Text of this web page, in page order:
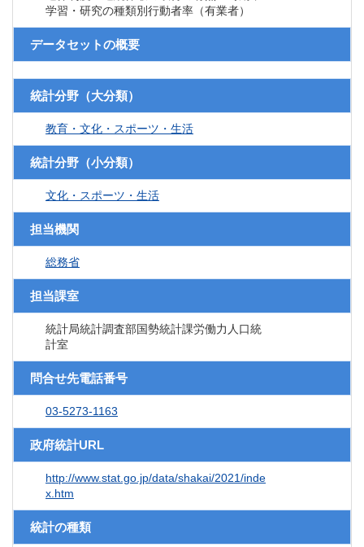
学習・研究の種類別行動者率（有業者）
データセットの概要
統計分野（大分類）
教育・文化・スポーツ・生活
統計分野（小分類）
文化・スポーツ・生活
担当機関
総務省
担当課室
統計局統計調査部国勢統計課労働力人口統
計室
問合せ先電話番号
03-5273-1163
政府統計URL
http://www.stat.go.jp/data/shakai/2021/inde
x.htm
統計の種類